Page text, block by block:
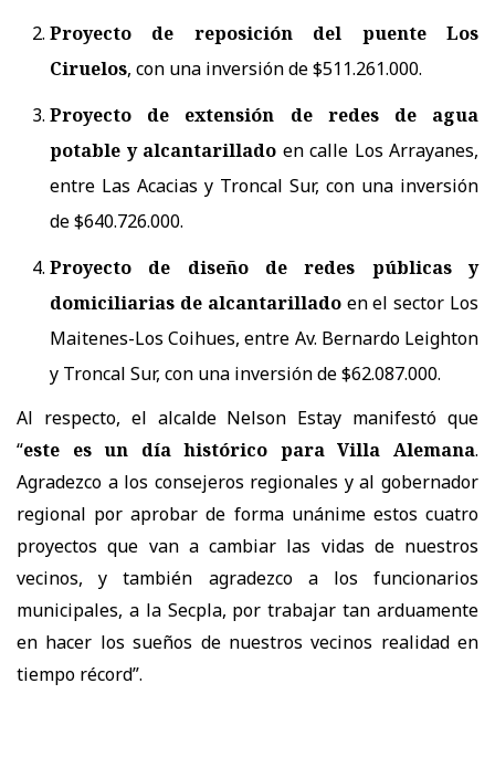
Proyecto de reposición del puente Los
Ciruelos, con una inversión de $511.261.000.
Proyecto de extensión de redes de agua
potable y alcantarillado en calle Los Arrayanes,
entre Las Acacias y Troncal Sur, con una inversión
de $640.726.000.
Proyecto de diseño de redes públicas y
domiciliarias de alcantarilladoen el sector Los
Maitenes-Los Coihues, entre Av. Bernardo Leighton
y Troncal Sur, con una inversión de $62.087.000.
Al respecto, el alcalde Nelson Estay manifestó que
“este es un día histórico para Villa Alemana.
Agradezco a los consejeros regionales y al gobernador
regional por aprobar de forma unánime estos cuatro
proyectos que van a cambiar las vidas de nuestros
vecinos, y también agradezco a los funcionarios
municipales, a la Secpla, por trabajar tan arduamente
en hacer los sueños de nuestros vecinos realidad en
tiempo récord”.